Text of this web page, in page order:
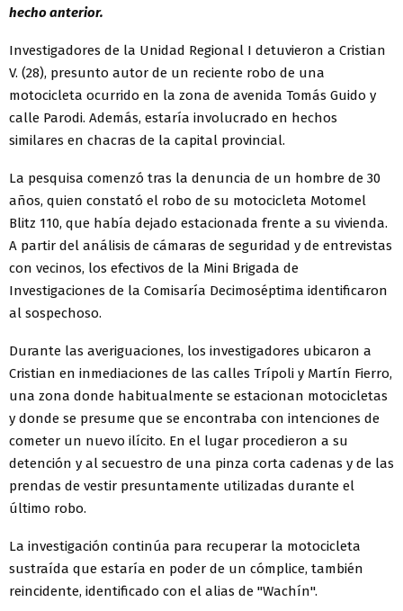
hecho anterior.
Investigadores de la Unidad Regional I detuvieron a Cristian
V. (28), presunto autor de un reciente robo de una
motocicleta ocurrido en la zona de avenida Tomás Guido y
calle Parodi. Además, estaría involucrado en hechos
similares en chacras de la capital provincial.
La pesquisa comenzó tras la denuncia de un hombre de 30
años, quien constató el robo de su motocicleta Motomel
Blitz 110, que había dejado estacionada frente a su vivienda.
A partir del análisis de cámaras de seguridad y de entrevistas
con vecinos, los efectivos de la Mini Brigada de
Investigaciones de la Comisaría Decimoséptima identificaron
al sospechoso.
Durante las averiguaciones, los investigadores ubicaron a
Cristian en inmediaciones de las calles Trípoli y Martín Fierro,
una zona donde habitualmente se estacionan motocicletas
y donde se presume que se encontraba con intenciones de
cometer un nuevo ilícito. En el lugar procedieron a su
detención y al secuestro de una pinza corta cadenas y de las
prendas de vestir presuntamente utilizadas durante el
último robo.
La investigación continúa para recuperar la motocicleta
sustraída que estaría en poder de un cómplice, también
reincidente, identificado con el alias de "Wachín".